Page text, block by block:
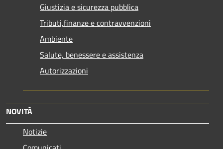
Giustizia e sicurezza pubblica
Tributi,finanze e contravvenzioni
Ambiente
Salute, benessere e assistenza
Autorizzazioni
NOVITÀ
Notizie